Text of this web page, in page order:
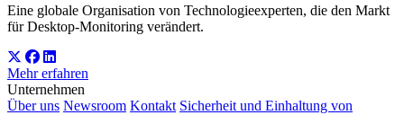
Eine globale Organisation von Technologieexperten, die den Markt
für Desktop-Monitoring verändert.
Mehr erfahren
Unternehmen
Über uns Newsroom Kontakt Sicherheit und Einhaltung von